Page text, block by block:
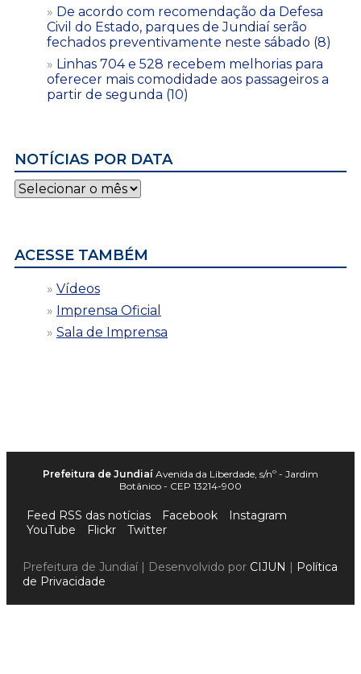
De acordo com recomendação da Defesa
Civil do Estado, parques de Jundiaí serão
fechados preventivamente neste sábado (8)
Linhas 704 e 528 recebem melhorias para
oferecer mais comodidade aos passageiros a
partir de segunda (10)
NOTÍCIAS POR DATA
Notícias
por
ACESSE TAMBÉM
Vídeos
Imprensa Oficial
Sala de Imprensa
Prefeitura de Jundiaí Avenida da Liberdade, s/nº - Jardim
Botânico - CEP 13214-900
Feed RSS das notícias Facebook
Instagram
YouTube
Flickr Twitter
Prefeitura de Jundiaí | Desenvolvido por CIJUN
Política
de Privacidade